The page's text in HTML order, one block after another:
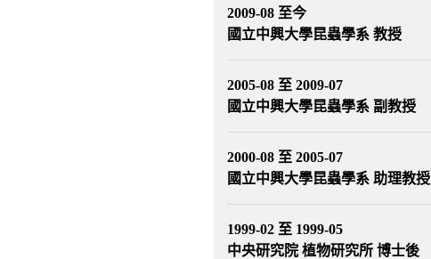
2009-08 至今
國立中興大學昆蟲學系 教授
2005-08 至 2009-07
國立中興大學昆蟲學系 副教授
2000-08 至 2005-07
國立中興大學昆蟲學系 助理教授
1999-02 至 1999-05
中央研究院 植物研究所 博士後